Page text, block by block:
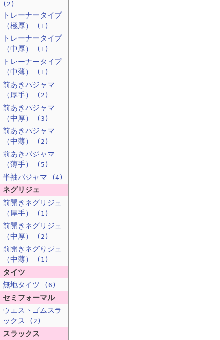
(2)
トレーナータイプ
（極厚）
(1)
トレーナータイプ
（中厚）
(1)
トレーナータイプ
（中薄）
(1)
前あきパジャマ
（厚手）
(2)
前あきパジャマ
（中厚）
(3)
前あきパジャマ
（中薄）
(2)
前あきパジャマ
（薄手）
(5)
半袖パジャマ (4)
ネグリジェ
前開きネグリジェ
（厚手）
(1)
前開きネグリジェ
（中厚）
(2)
前開きネグりジェ
（中薄）
(1)
タイツ
無地タイツ
(6)
セミフォーマル
ウエストゴムスラ
ックス
(2)
スラックス